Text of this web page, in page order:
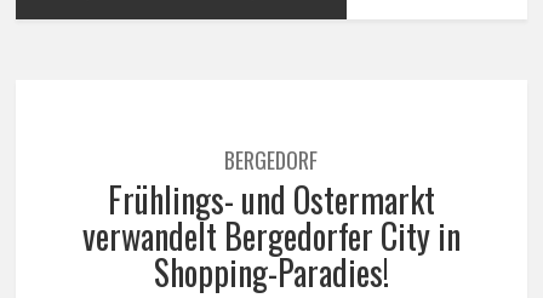
BERGEDORF
Frühlings- und Ostermarkt
verwandelt Bergedorfer City in
Shopping-Paradies!